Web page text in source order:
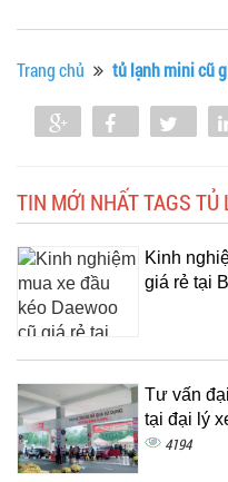
Trang chủ tủ lạnh mini cũ
Share Share
TIN MỚI NHẤT TAGS
Kinh
giá rẻ tại
Tư vấn
tại đại lý
4194